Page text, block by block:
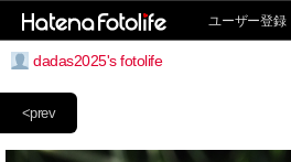
ユーザー登録
dadas2025's fotolife
<prev